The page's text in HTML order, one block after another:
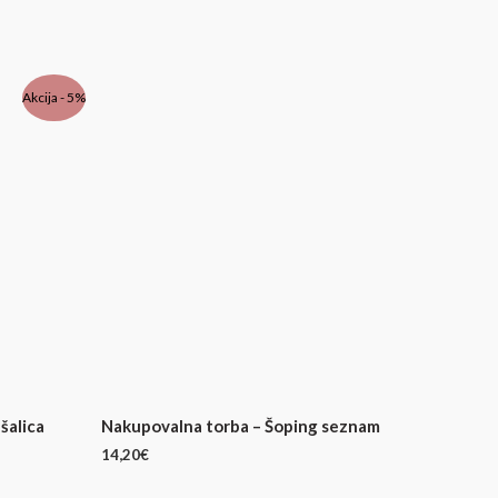
Akcija - 5%
Nakupovalna torba – Šoping seznam
14,20€